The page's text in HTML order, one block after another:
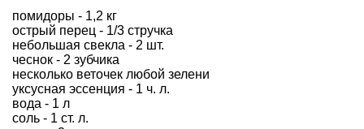
помидоры - 1,2 кг
острый перец - 1/3 стручка
небольшая свекла - 2 шт.
чеснок - 2 зубчика
несколько веточек любой зелени
уксусная эссенция - 1 ч. л.
вода - 1 л
соль - 1 ст. л.